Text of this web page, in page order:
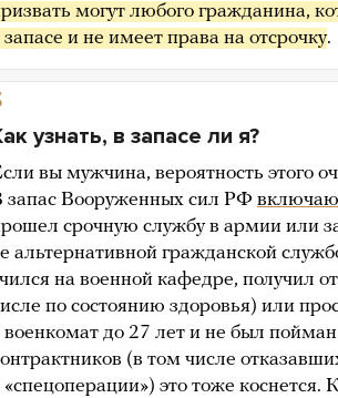
могут любого гражданина,
запасе и не имеет права на отсрочку.
узнать, в запасе ли я?
вы мужчина, вероятность этого
запас Вооруженных сил РФ
срочную службу в армии или
альтернативной гражданской
на военной кафедре, получил
по состоянию здоровья) или
военкомат до 27 лет и не был
(в том числе
«спецоперации») это тоже коснется.